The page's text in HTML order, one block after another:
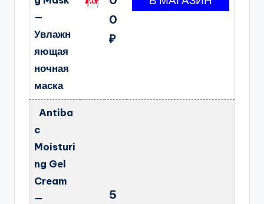
—
Увлажн
яющая
ночная
маска
0
₽
Antiba
c
Moisturi
ng Gel
Cream
—
5